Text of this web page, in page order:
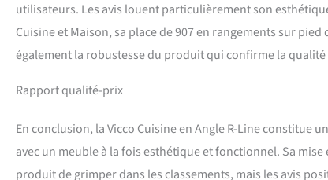
utilisateurs. Les avis louent particulièrement son
Cuisine et Maison, sa place de 907 en rangements sur
également la robustesse du produit qui confirme la
Rapport qualité-prix
En conclusion, la Vicco Cuisine en Angle R-Line
avec un meuble à la fois esthétique et fonctionnel. Sa
produit de grimper dans les classements, mais les avis